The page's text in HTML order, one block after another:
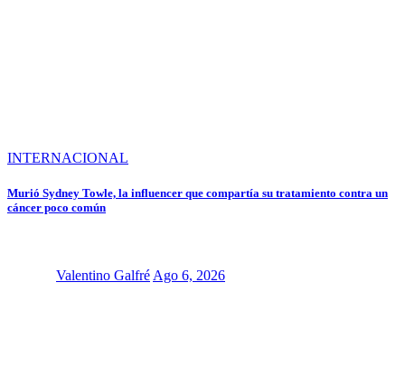
INTERNACIONAL
Murió Sydney Towle, la influencer que compartía su tratamiento contra un
cáncer poco común
Valentino Galfré Ago 6, 2026